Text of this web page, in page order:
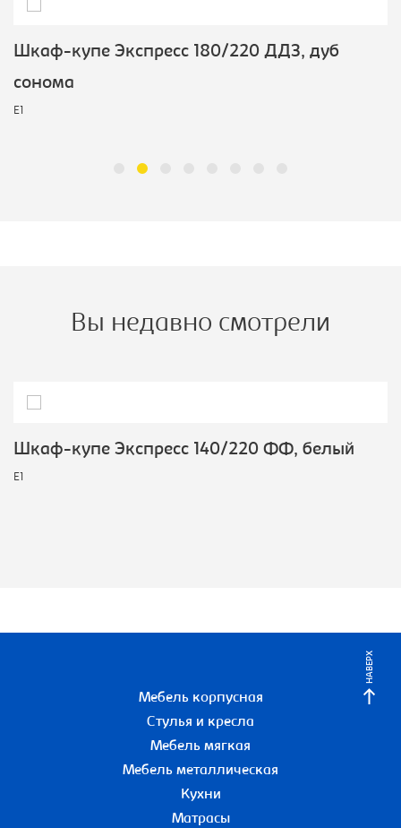
Шкаф-купе Экспресс 180/220 ДДЗ, дуб
сонома
E1
Вы недавно смотрели
Шкаф-купе Экспресс 140/220 ФФ, белый
E1
НАВЕРХ
Мебель корпусная
Стулья и кресла
Мебель мягкая
Мебель металлическая
Кухни
Матрасы